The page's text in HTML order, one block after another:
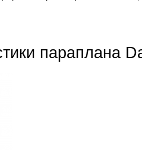
параплана